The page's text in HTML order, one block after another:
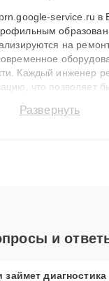
service.ru в
на
Каждый инженер
что позволяет
до 3 лет. Наши
Развернуть
и
диагностика